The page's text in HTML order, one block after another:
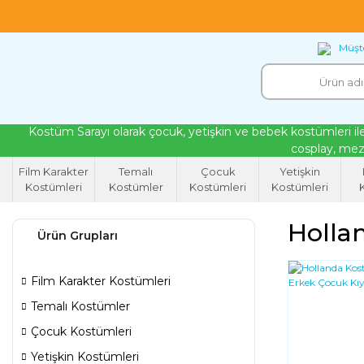
Kostüm Sarayı olarak çocuk, yetişkin ve bebek kostümleri
cosplay,
Film Karakter
Kostümleri
Temalı
Kostümler
Çocuk
Kostümleri
Yetişkin
Kostümleri
Ürün Grupları
Film Karakter Kostümleri
Temalı Kostümler
Çocuk Kostümleri
Yetişkin Kostümleri